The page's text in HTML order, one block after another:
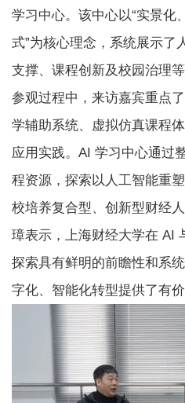
学习中心。该中心以“实景化
式”为核心理念，系统展示了
支撑、课程创新及校园治理
参观过程中，来访嘉宾重点
学辅助系统、虚拟仿真课程
应用实践。AI 学习中心通过
程资源，探索以人工智能重
校培养复合型、创新型财经
璋表示，上海财经大学在 AI
探索具有鲜明的前瞻性和系
字化、智能化转型提供了有价